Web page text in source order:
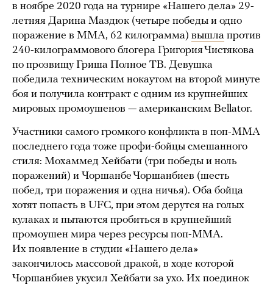
в ноябре 2020 года на турнире «Нашего дела» 29-
летняя Дарина Маздюк (четыре победы и одно
поражение в ММА, 62 килограмма) вышла против
240-килограммового блогера Григория Чистякова
по прозвищу Гриша Полное ТВ. Девушка
победила техническим нокаутом на второй минуте
боя и получила контракт с одним из крупнейших
мировых промоушенов — американским Bellator.
Участники самого громкого конфликта в поп-ММА
последнего года тоже профи-бойцы смешанного
стиля: Мохаммед Хейбати (три победы и ноль
поражений) и Чоршанбе Чоршанбиев (шесть
побед, три поражения и одна ничья). Оба бойца
хотят попасть в UFC, при этом дерутся на голых
кулаках и пытаются пробиться в крупнейший
промоушен мира через ресурсы поп-ММА.
Их появление в студии «Нашего дела»
закончилось массовой дракой, в ходе которой
Чоршанбиев укусил Хейбати за ухо. Их поединок